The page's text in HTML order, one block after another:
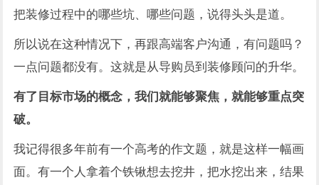
把装修过程中的哪些坑、哪些问题，说得头头是道。
所以说在这种情况下，再跟高端客户沟通，有问题吗？
一点问题都没有。这就是从导购员到装修顾问的升华。
有了目标市场的概念，我们就能够聚焦，就能够重点突
破。
我记得很多年前有一个高考的作文题，就是这样一幅画
面。有一个人拿着个铁锹想去挖井，把水挖出来，结果